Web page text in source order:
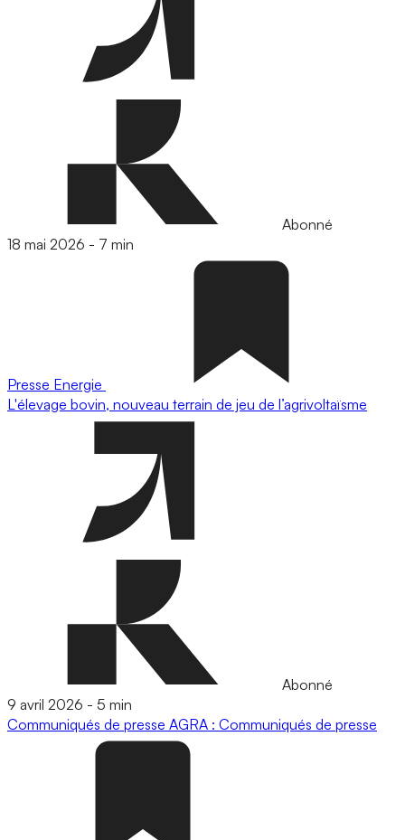
Abonné
18 mai 2026 - 7 min
Presse Energie
L'élevage bovin, nouveau terrain de jeu de l’agrivoltaïsme
Abonné
9 avril 2026 - 5 min
Communiqués de presse AGRA : Communiqués de presse